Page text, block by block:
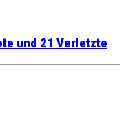
und 21 Verletzte